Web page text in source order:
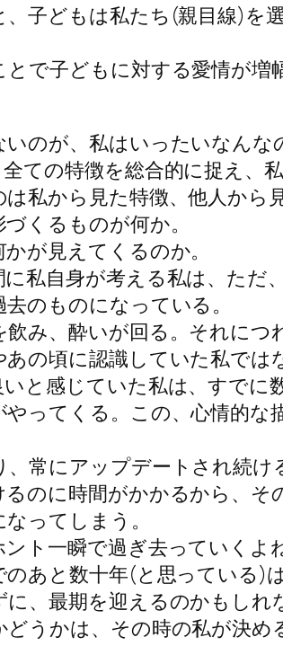
、子どもは私たち(親目線)を
とで子どもに対する愛情が
のが、私はいったいなんな
ての特徴を総合的に捉え、
私から見た特徴、他人か
くるものが何か。
が見えてくるのか。
私自身が考える私は、ただ
のものになっている。
み、酔いが回る。それにつ
の頃に認識していた私では
と感じていた私は、すでに
やってくる。この、心情的
常にアップデートされ続け
のに時間がかかるから、そ
ってしまう。
ト一瞬で過ぎ去っていくよね
あと数十年(と思っている)
、最期を迎えるのかもしれ
うかは、その時の私が決め